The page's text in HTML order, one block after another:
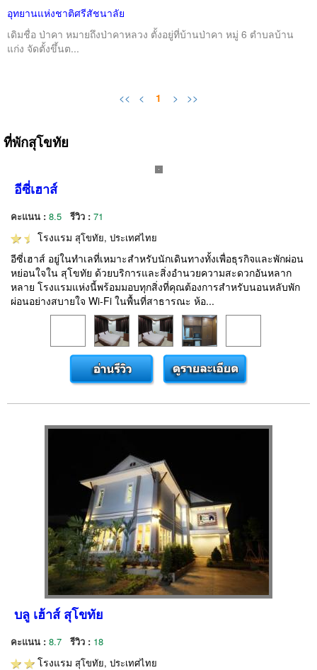
อุทยานแห่งชาติศรีสัชนาลัย
เดิมชื่อ ป่าคา หมายถึงป่าคาหลวง ตั้งอยู่ที่บ้านป่าคา หมู่ 6 ตำบลบ้าน
แก่ง จัดตั้งขึ้นต...
<< < 1 > >>
ที่พักสุโขทัย
อีซี่เฮาส์
คะแนน : 8.5 รีวิว : 71
โรงแรม สุโขทัย, ประเทศไทย
อีซี่เฮาส์ อยู่ในทำเลที่เหมาะสำหรับนักเดินทางทั้งเพื่อธุรกิจและพักผ่อน
หย่อนใจใน สุโขทัย ด้วยบริการและสิ่งอำนวยความสะดวกอันหลาก
หลาย โรงแรมแห่งนี้พร้อมมอบทุกสิ่งที่คุณต้องการสำหรับนอนหลับพัก
ผ่อนอย่างสบายใจ Wi-Fi ในพื้นที่สาธารณะ ห้อ...
บลู เฮ้าส์ สุโขทัย
คะแนน : 8.7 รีวิว : 18
โรงแรม สุโขทัย, ประเทศไทย